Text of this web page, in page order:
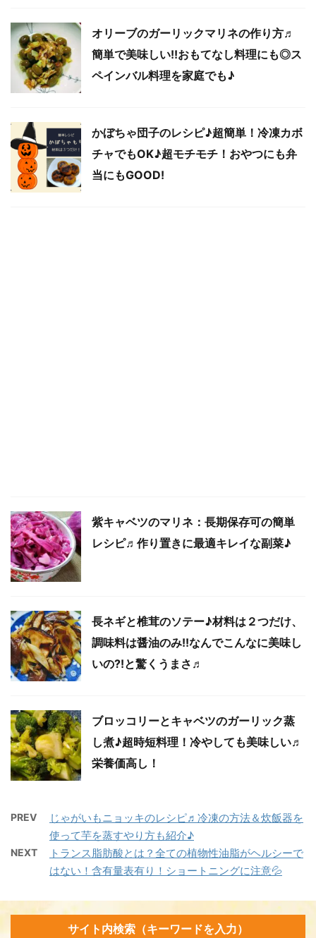
オリーブのガーリックマリネの作り方♬
簡単で美味しい!!おもてなし料理にも◎ス
ペインバル料理を家庭でも♪
かぼちゃ団子のレシピ♪超簡単！冷凍カボ
チャでもOK♪超モチモチ！おやつにも弁
当にもGOOD!
紫キャベツのマリネ：長期保存可の簡単
レシピ♬作り置きに最適キレイな副菜♪
長ネギと椎茸のソテー♪材料は２つだけ、
調味料は醤油のみ!!なんでこんなに美味し
いの⁈と驚くうまさ♬
ブロッコリーとキャベツのガーリック蒸
し煮♪超時短料理！冷やしても美味しい♬
栄養価高し！
PREV
じゃがいもニョッキのレシピ♬冷凍の方法＆炊飯器を
使って芋を蒸すやり方も紹介♪
NEXT
トランス脂肪酸とは？全ての植物性油脂がヘルシーで
はない！含有量表有り！ショートニングに注意💦
サイト内検索（キーワードを入力）